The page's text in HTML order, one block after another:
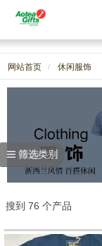
网站首页 休闲服饰
筛选类别
搜到 76 个产品